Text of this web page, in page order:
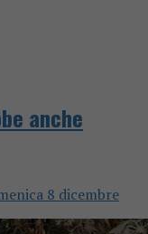
anche
8 dicembre